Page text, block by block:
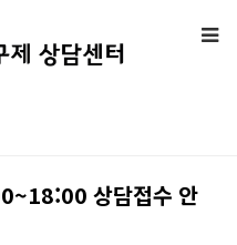
상담접수 안